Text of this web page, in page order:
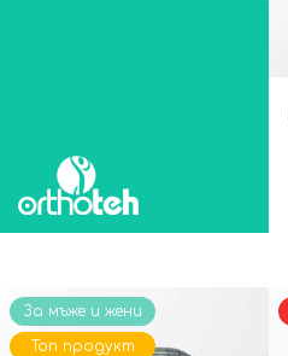
За мъже и жени
Топ продукт